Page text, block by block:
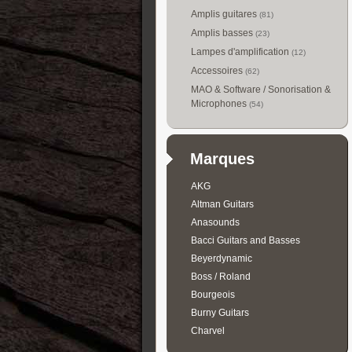
Amplis guitares (81)
Amplis basses (23)
Lampes d'amplification (12)
Accessoires (62)
MAO & Software / Sonorisation &
Microphones (54)
Marques
AKG
Altman Guitars
Anasounds
Bacci Guitars and Basses
Beyerdynamic
Boss / Roland
Bourgeois
Burny Guitars
Charvel